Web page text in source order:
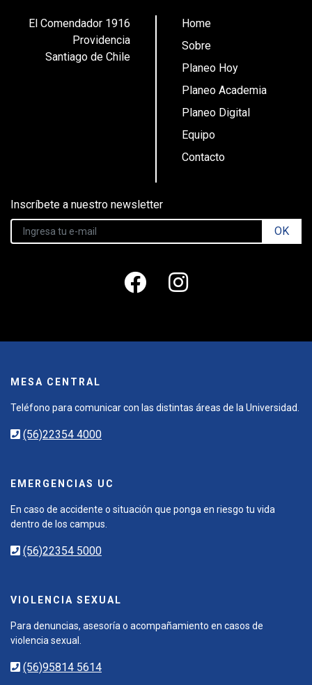
El Comendador 1916
Providencia
Santiago de Chile
Home
Sobre
Planeo Hoy
Planeo Academia
Planeo Digital
Equipo
Contacto
Inscríbete a nuestro newsletter
OK
MESA CENTRAL
Teléfono para comunicar con las distintas áreas de la Universidad.
(56)22354 4000
EMERGENCIAS UC
En caso de accidente o situación que ponga en riesgo tu vida
dentro de los campus.
(56)22354 5000
VIOLENCIA SEXUAL
Para denuncias, asesoría o acompañamiento en casos de
violencia sexual.
(56)95814 5614